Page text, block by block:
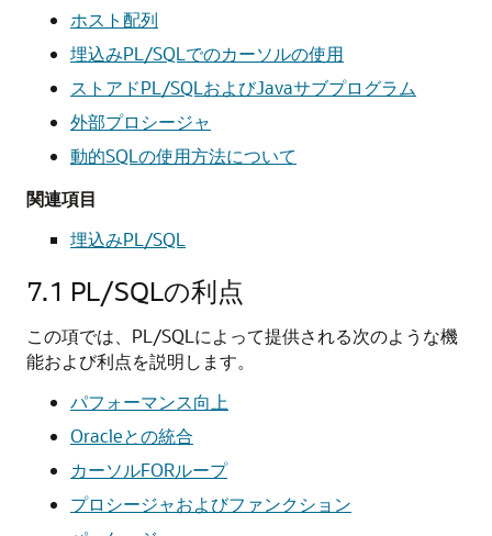
ホスト配列
埋込みPL/SQLでのカーソルの使用
ストアドPL/SQLおよびJavaサブプログラム
外部プロシージャ
動的SQLの使用方法について
関連項目
埋込みPL/SQL
7.1 PL/SQLの利点
この項では、PL/SQLによって提供される次のような機
能および利点を説明します。
パフォーマンス向上
Oracleとの統合
カーソルFORループ
プロシージャおよびファンクション